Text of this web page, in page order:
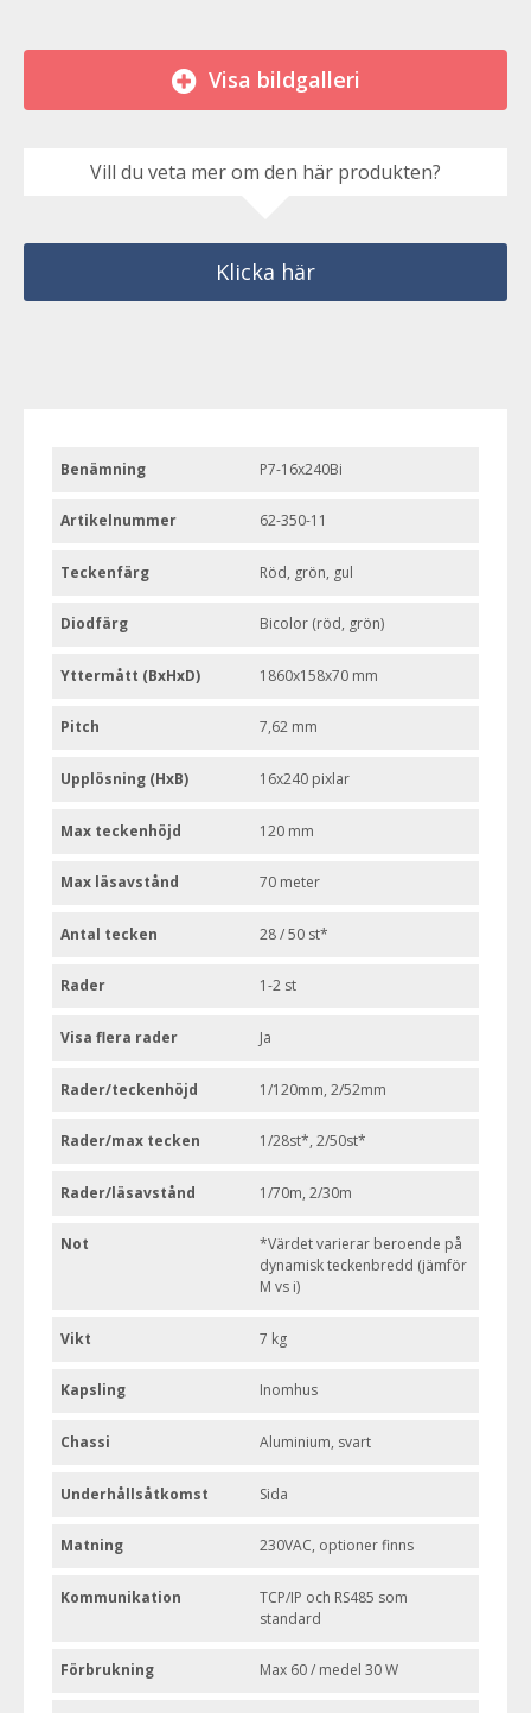
Visa bildgalleri
Vill du veta mer om den här produkten?
Klicka här
Benämning P7-16x240Bi
Artikelnummer 62-350-11
Teckenfärg Röd, grön, gul
Diodfärg Bicolor (röd, grön)
Yttermått (BxHxD) 1860x158x70 mm
Pitch 7,62 mm
Upplösning (HxB) 16x240 pixlar
Max teckenhöjd 120 mm
Max läsavstånd 70 meter
Antal tecken 28 / 50 st*
Rader 1-2 st
Visa flera rader Ja
Rader/teckenhöjd 1/120mm, 2/52mm
Rader/max tecken 1/28st*, 2/50st*
Rader/läsavstånd 1/70m, 2/30m
Not
*Värdet varierar beroende på
dynamisk teckenbredd (jämför
M vs i)
Vikt 7 kg
Kapsling Inomhus
Chassi Aluminium, svart
Underhållsåtkomst Sida
Matning 230VAC, optioner finns
Kommunikation
TCP/IP och RS485 som
standard
Förbrukning Max 60 / medel 30 W